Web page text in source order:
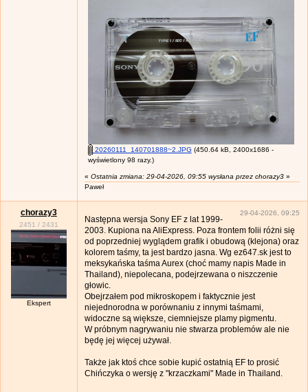
20260111_140701888~2.JPG (450.64 kB, 2400x1686 -
wyświetlony 98 razy.)
« Ostatnia zmiana: 29-04-2026, 09:55 wysłana przez chorazy3»
Paweł
chorazy3
2451 / 2431
Ekspert
29-04-2026, 09:25
Następna wersja Sony EF z lat 1999-
2003. Kupiona na AliExpress. Poza frontem folii różni się
od poprzedniej wyglądem grafik i obudową (klejona) oraz
kolorem taśmy, ta jest bardzo jasna. Wg ez647.sk jest to
meksykańska taśma Aurex (choć mamy napis Made in
Thailand), niepolecana, podejrzewana o niszczenie
głowic.
Obejrzałem pod mikroskopem i faktycznie jest
niejednorodna w porównaniu z innymi taśmami,
widoczne są większe, ciemniejsze plamy pigmentu.
W próbnym nagrywaniu nie stwarza problemów ale nie
będę jej więcej używał.
Także jak ktoś chce sobie kupić ostatnią EF to prosić
Chińczyka o wersję z "krzaczkami" Made in Thailand.